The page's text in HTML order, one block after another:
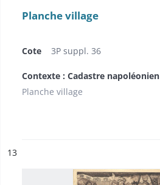
Planche village
Cote 3P suppl. 36
Contexte : Cadastre napoléonien
Planche village
n°
13